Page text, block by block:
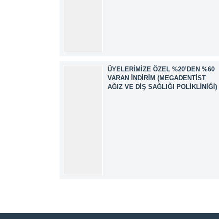
ÜYELERIMIZE ÖZEL %20’DEN %60
VARAN İNDIRIM (MEGADENTIST
AĞIZ VE DIŞ SAĞLIĞI POLIKLINIĞI)